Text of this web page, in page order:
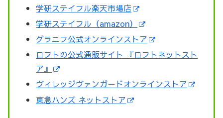
学研ステイフル楽天市場店
学研ステイフル（amazon）
グラニフ公式オンラインストア
ロフトの公式通販サイト 『ロフトネットスト
ア』
ヴィレッジヴァンガードオンラインストア
東急ハンズ ネットストア